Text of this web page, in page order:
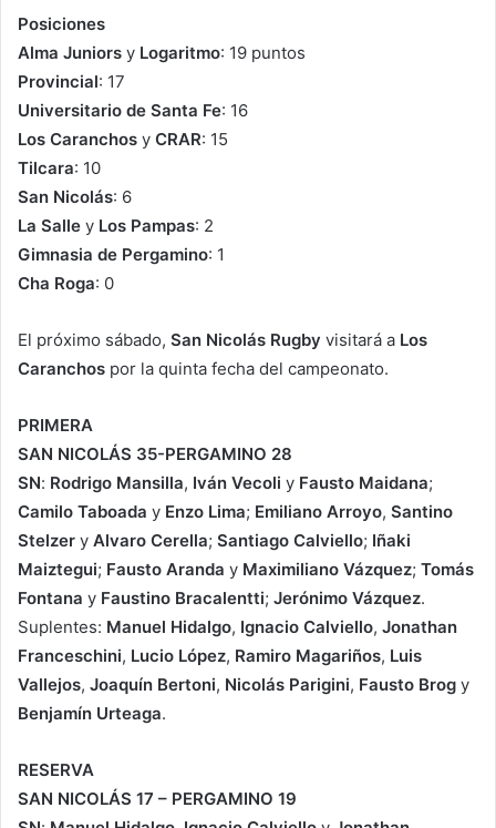
Posiciones
Alma Juniors y Logaritmo: 19 puntos
Provincial: 17
Universitario de Santa Fe: 16
Los Caranchos y CRAR: 15
Tilcara: 10
San Nicolás: 6
La Salle y Los Pampas: 2
Gimnasia de Pergamino: 1
Cha Roga: 0
El próximo sábado, San Nicolás Rugby visitará a Los
Caranchos por la quinta fecha del campeonato.
PRIMERA
SAN NICOLÁS 35-PERGAMINO 28
SN: Rodrigo Mansilla, Iván Vecoli y Fausto Maidana;
Camilo Taboada y Enzo Lima; Emiliano Arroyo, Santino
Stelzer y Alvaro Cerella; Santiago Calviello; Iñaki
Maiztegui; Fausto Aranda y Maximiliano Vázquez; Tomás
Fontana y Faustino Bracalentti; Jerónimo Vázquez.
Suplentes: Manuel Hidalgo, Ignacio Calviello, Jonathan
Franceschini, Lucio López, Ramiro Magariños, Luis
Vallejos, Joaquín Bertoni, Nicolás Parigini, Fausto Brog y
Benjamín Urteaga.
RESERVA
SAN NICOLÁS 17 – PERGAMINO 19